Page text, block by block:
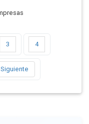
3 4
Siguiente